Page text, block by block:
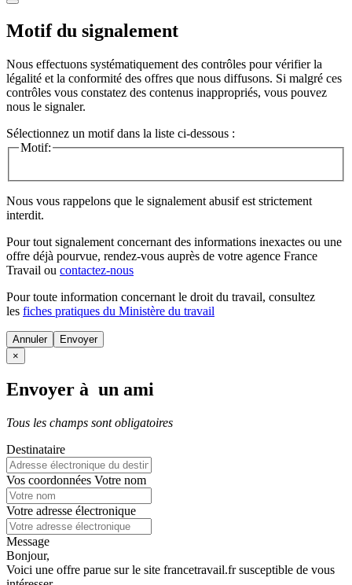
Motif du signalement
Nous effectuons systématiquement des contrôles pour vérifier la
légalité et la conformité des offres que nous diffusons. Si malgré ces
contrôles vous constatez des contenus inappropriés, vous pouvez
nous le signaler.
Sélectionnez un motif dans la liste ci-dessous :
Motif:
Nous vous rappelons que le signalement abusif est strictement
interdit.
Pour tout signalement concernant des informations inexactes ou une
offre déjà pourvue, rendez-vous auprès de votre agence France
Travail ou contactez-nous
Pour toute information concernant le droit du travail, consultez
les fiches pratiques du Ministère du travail
Annuler
×
Envoyer à un ami
Tous les champs sont obligatoires
Destinataire
Vos coordonnées Votre nom
Votre adresse électronique
Message
Bonjour,
Voici une offre parue sur le site francetravail.fr susceptible de vous